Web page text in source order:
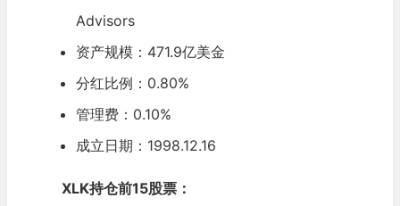
Advisors
资产规模：471.9亿美金
分红比例：0.80%
管理费：0.10%
成立日期：1998.12.16
XLK持仓前15股票：